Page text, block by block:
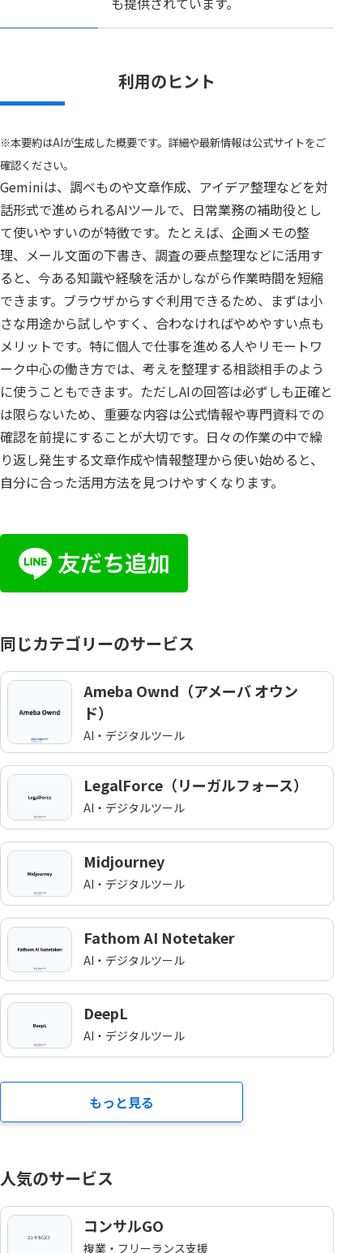
利用のヒント
※本要約はAIが生成した概要です。詳細や最新情報は公式サイトをご
確認ください。
Geminiは、調べものや文章作成、アイデア整理などを対
話形式で進められるAIツールで、日常業務の補助役とし
て使いやすいのが特徴です。たとえば、企画メモの整
理、メール文面の下書き、調査の要点整理などに活用す
ると、今ある知識や経験を活かしながら作業時間を短縮
できます。ブラウザからすぐ利用できるため、まずは小
さな用途から試しやすく、合わなければやめやすい点も
メリットです。特に個人で仕事を進める人やリモートワ
ーク中心の働き方では、考えを整理する相談相手のよう
に使うこともできます。ただしAIの回答は必ずしも正確と
は限らないため、重要な内容は公式情報や専門資料での
確認を前提にすることが大切です。日々の作業の中で繰
り返し発生する文章作成や情報整理から使い始めると、
自分に合った活用方法を見つけやすくなります。
同じカテゴリーのサービス
Ameba Ownd（アメーバ オウン
ド）
AI・デジタルツール
LegalForce（リーガルフォース）
AI・デジタルツール
Midjourney
AI・デジタルツール
Fathom AI Notetaker
AI・デジタルツール
DeepL
AI・デジタルツール
もっと見る
人気のサービス
コンサルGO
複業・フリーランス支援